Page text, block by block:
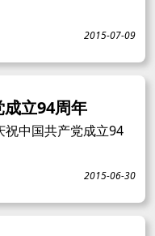
2015-07-09
立94周年
中国共产党成立94
2015-06-30